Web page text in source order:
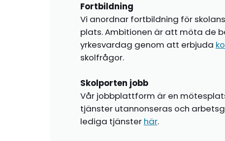
Fortbildning
Vi anordnar fortbildning för
plats. Ambitionen är att möta de
yrkesvardag genom att erbjuda
skolfrågor.
Skolporten jobb
Vår jobbplattform är en
tjänster utannonseras och
lediga tjänster här.